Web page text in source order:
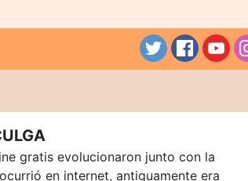
gratis evolucionaron junto con la
en internet, antiguamente era